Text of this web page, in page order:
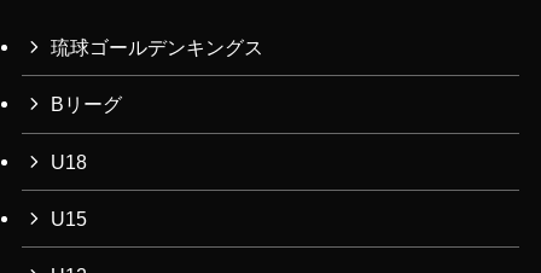
ブ
琉球ゴールデンキングス
Bリーグ
U18
U15